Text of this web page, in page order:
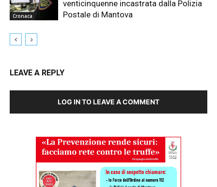
Cronaca
venticinquenne incastrata dalla Polizia
Postale di Mantova
LEAVE A REPLY
LOG IN TO LEAVE A COMMENT